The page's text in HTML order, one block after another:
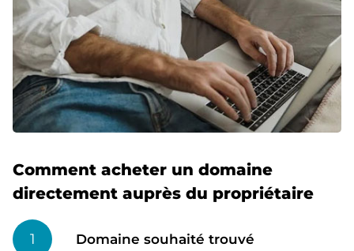
Comment acheter un domaine
directement auprès du propriétaire
1 Domaine souhaité trouvé